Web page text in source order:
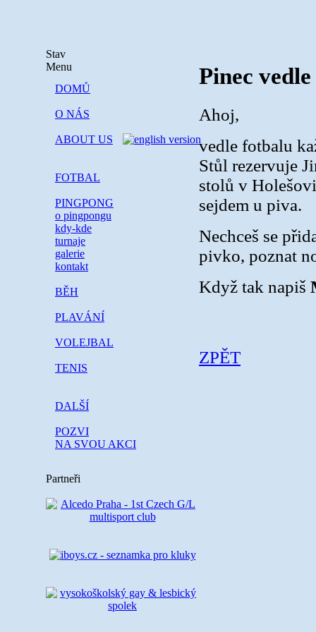
Stav
Menu
DOMŮ
O NÁS
ABOUT US
FOTBAL
PINGPONG
o pingpongu
kdy-kde
turnaje
galerie
kontakt
BĚH
PLAVÁNÍ
VOLEJBAL
TENIS
DALŠÍ
POZVI
NA SVOU AKCI
Partneři
Pinec
Ahoj,
vedle fotbalu
Stůl rezervuje
stolů v
sejdem u piva.
Nechceš se
pivko, poznat
Když tak napiš
ZPĚT